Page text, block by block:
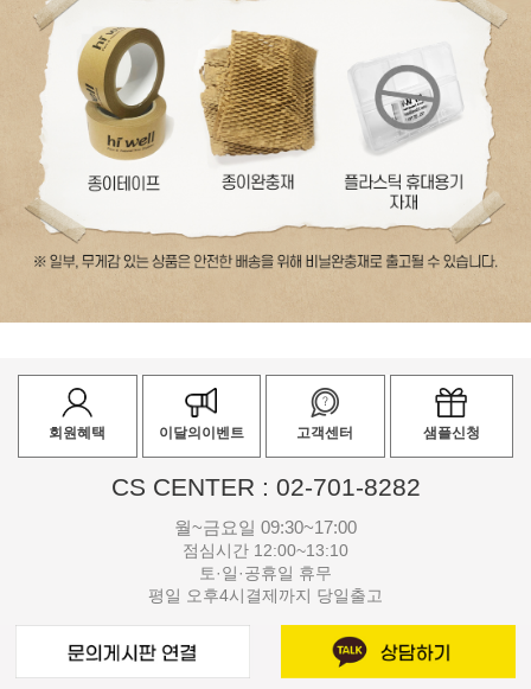
회원혜택 이달의이벤트 고객센터 샘플신청
CS CENTER : 02-701-8282
월~금요일 09:30~17:00
점심시간 12:00~13:10
토·일·공휴일 휴무
평일 오후4시결제까지 당일출고